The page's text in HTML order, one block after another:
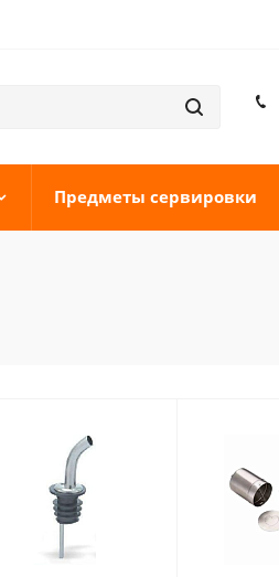
Предметы сервировки